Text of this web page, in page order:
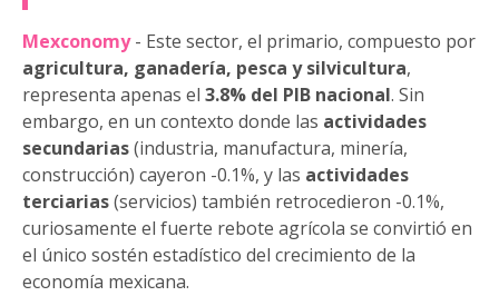
Mexconomy- Este sector, el primario, compuesto por
agricultura, ganadería, pesca y silvicultura,
representa apenas el 3.8% del PIB nacional. Sin
embargo, en un contexto donde las actividades
secundarias(industria, manufactura, minería,
construcción) cayeron -0.1%, y las actividades
terciarias(servicios) también retrocedieron -0.1%,
curiosamente el fuerte rebote agrícola se convirtió en
el único sostén estadístico del crecimiento de la
economía mexicana.